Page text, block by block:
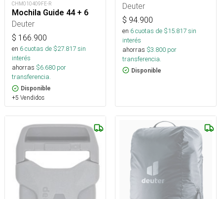
CHM010409FE-R
Mochila Guide 44 + 6
Deuter
$ 166.900
en 6cuotas de $27.817sin
interés
ahorras $6.680 por
transferencia.
Disponible
+5 Vendidos
Deuter
$ 94.900
en 6cuotas de $15.817sin
interés
ahorras $3.800 por
transferencia.
Disponible